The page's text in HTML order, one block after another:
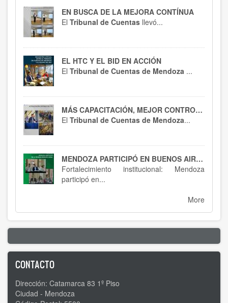
EN BUSCA DE LA MEJORA CONTÍNUA
El Tribunal de Cuentas llevó...
EL HTC Y EL BID EN ACCIÓN
El Tribunal de Cuentas de Mendoza ...
MÁS CAPACITACIÓN, MEJOR CONTROL : EL HTC SE ACTUALIZA EN RT 54
El Tribunal de Cuentas de Mendoza...
MENDOZA PARTICIPÓ EN BUENOS AIRES : SPTCRA
Fortalecimiento institucional: Mendoza
participó en...
More
CONTACTO
Dirección: Catamarca 83 1º Piso
Ciudad - Mendoza